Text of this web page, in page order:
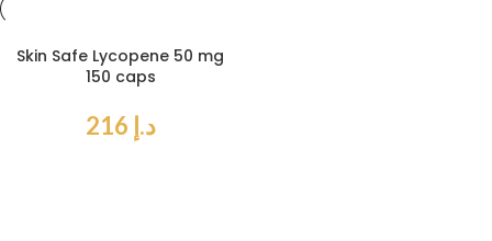
Skin Safe Lycopene 50 mg
150 caps
د.إ